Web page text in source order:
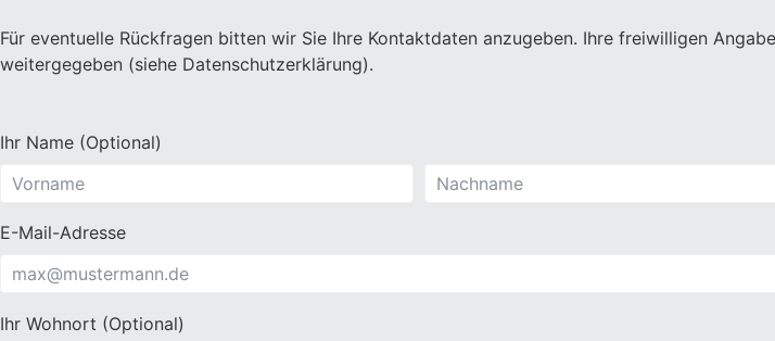
Für eventuelle Rückfragen bitten wir Sie Ihre Kontaktdaten anzugeben. Ihre freiwilligen
weitergegeben (siehe Datenschutzerklärung).
Ihr Name (Optional)
E-Mail-Adresse
Ihr Wohnort (Optional)